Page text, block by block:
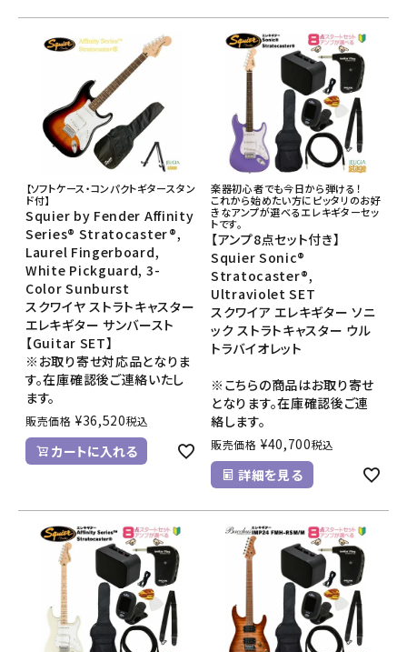
【ソフトケース・コンパクトギタースタン
ド付】
Squier by Fender Affinity
Series® Stratocaster®,
Laurel Fingerboard,
White Pickguard, 3-
Color Sunburst
スクワイヤ ストラトキャスター
エレキギター サンバースト
【Guitar SET】
※お取り寄せ対応品となりま
す。在庫確認後ご連絡いたし
ます。
販売価格 ¥36,520税込
カートに入れる
楽器初心者でも今日から弾ける！
これから始めたい方にピッタリのお好
きなアンプが選べるエレキギターセッ
トです。
【アンプ8点セット付き】
Squier Sonic®
Stratocaster®,
Ultraviolet SET
スクワイア エレキギター ソニ
ック ストラトキャスター ウル
トラバイオレット
※こちらの商品はお取り寄せ
となります。在庫確認後ご連
絡します。
販売価格 ¥40,700税込
詳細を見る